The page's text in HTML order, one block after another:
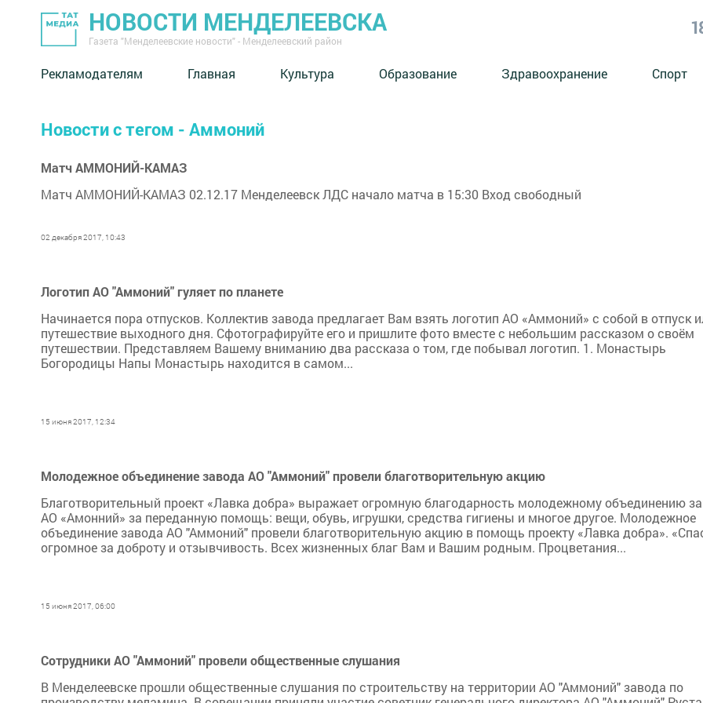
НОВОСТИ МЕНДЕЛЕЕВСКА
Газета "Менделеевские новости" - Менделеевский район
Рекламодателям Главная Культура Образование Здравоохранение Спорт
Новости с тегом - Аммоний
Матч АММОНИЙ-КАМАЗ
Матч АММОНИЙ-КАМАЗ 02.12.17 Менделеевск ЛДС начало матча в 15:30 Вход свободный
02 декабря 2017, 10:43
Логотип АО "Аммоний" гуляет по планете
Начинается пора отпусков. Коллектив завода предлагает Вам взять логотип АО «Аммоний» с собой в отпуск
путешествие выходного дня. Сфотографируйте его и пришлите фото вместе с небольшим рассказом о своём
путешествии. Представляем Вашему вниманию два рассказа о том, где побывал логотип. 1. Монастырь
Богородицы Напы Монастырь находится в самом...
15 июня 2017, 12:34
Молодежное объединение завода АО "Аммоний" провели благотворительную акцию
Благотворительный проект «Лавка добра» выражает огромную благодарность молодежному объединению
АО «Амонний» за переданную помощь: вещи, обувь, игрушки, средства гигиены и многое другое. Молодежное
объединение завода АО "Аммоний" провели благотворительную акцию в помощь проекту «Лавка добра».
огромное за доброту и отзывчивость. Всех жизненных благ Вам и Вашим родным. Процветания...
15 июня 2017, 06:00
Сотрудники АО "Аммоний" провели общественные слушания
В Менделеевске прошли общественные слушания по строительству на территории АО "Аммоний" завода по